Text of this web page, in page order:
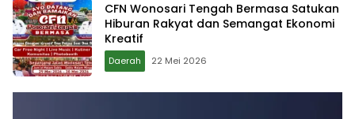
CFN Wonosari Tengah Bermasa Satukan
Hiburan Rakyat dan Semangat Ekonomi
Kreatif
Daerah 22 Mei 2026